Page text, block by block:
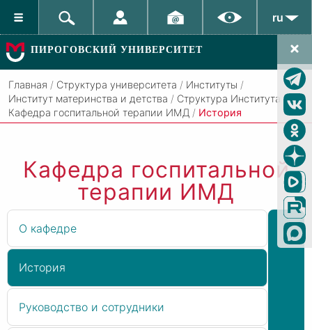
ru
ПИРОГОВСКИЙ УНИВЕРСИТЕТ
Главная / Структура университета / Институты /
Институт материнства и детства / Структура Института /
Кафедра госпитальной терапии ИМД / История
Кафедра госпитальной
терапии ИМД
О кафедре
История
Руководство и сотрудники